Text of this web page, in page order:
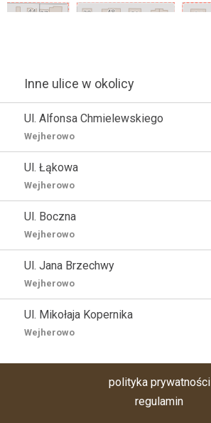
Inne ulice w okolicy
Ul. Alfonsa Chmielewskiego
Wejherowo
Ul. Łąkowa
Wejherowo
Ul. Boczna
Wejherowo
Ul. Jana Brzechwy
Wejherowo
Ul. Mikołaja Kopernika
Wejherowo
polityka prywatności
regulamin